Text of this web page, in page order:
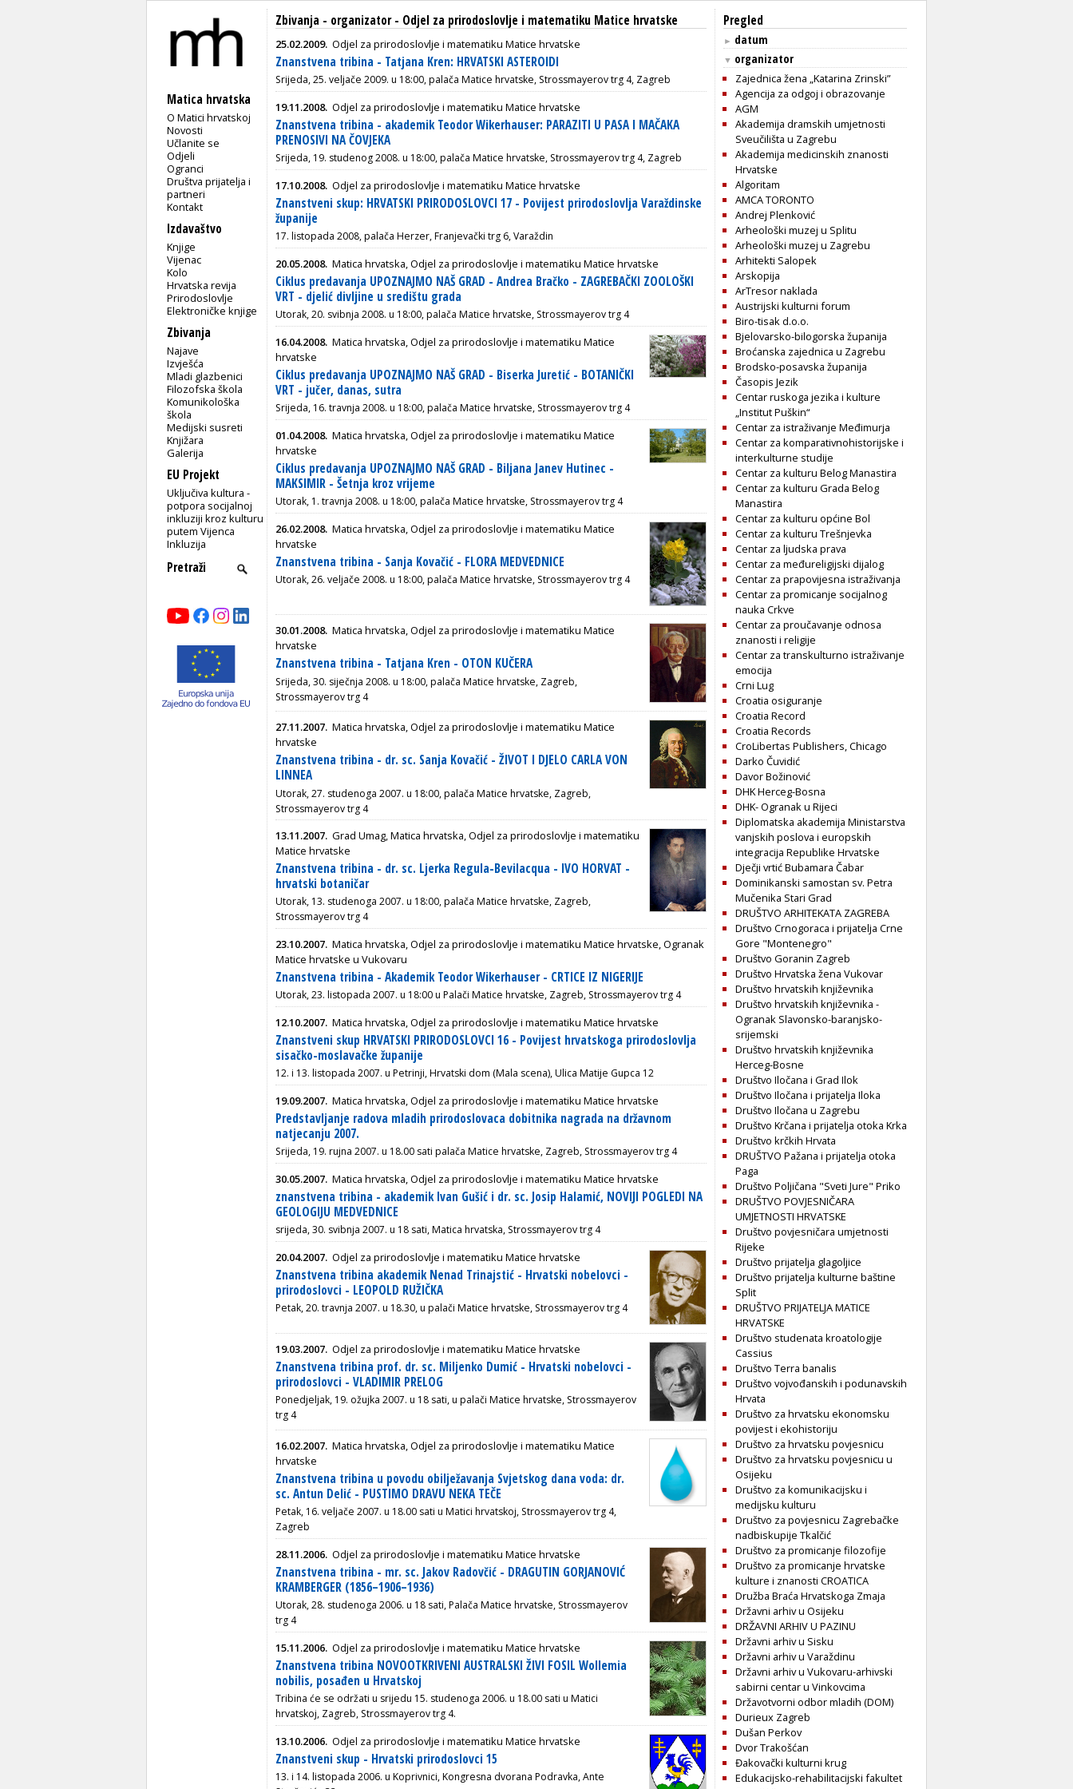
Matica hrvatska
O Matici hrvatskoj
Novosti
Učlanite se
Odjeli
Ogranci
Društva prijatelja i
partneri
Kontakt
Izdavaštvo
Knjige
Vijenac
Kolo
Hrvatska revija
Prirodoslovlje
Elektroničke knjige
Zbivanja
Najave
Izvješća
Mladi glazbenici
Filozofska škola
Komunikološka
škola
Medijski susreti
Knjižara
Galerija
EU Projekt
Uključiva kultura -
potpora socijalnoj
inkluziji kroz kulturu
putem Vijenca
Inkluzija
Zbivanja - organizator - Odjel za prirodoslovlje i matematiku Matice hrvatske
25.02.2009. Odjel za prirodoslovlje i matematiku Matice hrvatske
Znanstvena tribina - Tatjana Kren: HRVATSKI ASTEROIDI
Srijeda, 25. veljače 2009. u 18:00, palača Matice hrvatske, Strossmayerov trg 4, Zagreb
19.11.2008. Odjel za prirodoslovlje i matematiku Matice hrvatske
Znanstvena tribina - akademik Teodor Wikerhauser: PARAZITI U PASA I MAČAKA
PRENOSIVI NA ČOVJEKA
Srijeda, 19. studenog 2008. u 18:00, palača Matice hrvatske, Strossmayerov trg 4, Zagreb
17.10.2008. Odjel za prirodoslovlje i matematiku Matice hrvatske
Znanstveni skup: HRVATSKI PRIRODOSLOVCI 17 - Povijest prirodoslovlja Varaždinske
županije
17. listopada 2008, palača Herzer, Franjevački trg 6, Varaždin
20.05.2008. Matica hrvatska, Odjel za prirodoslovlje i matematiku Matice hrvatske
Ciklus predavanja UPOZNAJMO NAŠ GRAD - Andrea Bračko - ZAGREBAČKI ZOOLOŠKI
VRT - djelić divljine u središtu grada
Utorak, 20. svibnja 2008. u 18:00, palača Matice hrvatske, Strossmayerov trg 4
16.04.2008. Matica hrvatska, Odjel za prirodoslovlje i matematiku Matice
hrvatske
Ciklus predavanja UPOZNAJMO NAŠ GRAD - Biserka Juretić - BOTANIČKI
VRT - jučer, danas, sutra
Srijeda, 16. travnja 2008. u 18:00, palača Matice hrvatske, Strossmayerov trg 4
01.04.2008. Matica hrvatska, Odjel za prirodoslovlje i matematiku Matice
hrvatske
Ciklus predavanja UPOZNAJMO NAŠ GRAD - Biljana Janev Hutinec -
MAKSIMIR - Šetnja kroz vrijeme
Utorak, 1. travnja 2008. u 18:00, palača Matice hrvatske, Strossmayerov trg 4
26.02.2008. Matica hrvatska, Odjel za prirodoslovlje i matematiku Matice
hrvatske
Znanstvena tribina - Sanja Kovačić - FLORA MEDVEDNICE
Utorak, 26. veljače 2008. u 18:00, palača Matice hrvatske, Strossmayerov trg 4
30.01.2008. Matica hrvatska, Odjel za prirodoslovlje i matematiku Matice
hrvatske
Znanstvena tribina - Tatjana Kren - OTON KUČERA
Srijeda, 30. siječnja 2008. u 18:00, palača Matice hrvatske, Zagreb,
Strossmayerov trg 4
27.11.2007. Matica hrvatska, Odjel za prirodoslovlje i matematiku Matice
hrvatske
Znanstvena tribina - dr. sc. Sanja Kovačić - ŽIVOT I DJELO CARLA VON
LINNEA
Utorak, 27. studenoga 2007. u 18:00, palača Matice hrvatske, Zagreb,
Strossmayerov trg 4
13.11.2007. Grad Umag, Matica hrvatska, Odjel za prirodoslovlje i matematiku
Matice hrvatske
Znanstvena tribina - dr. sc. Ljerka Regula-Bevilacqua - IVO HORVAT -
hrvatski botaničar
Utorak, 13. studenoga 2007. u 18:00, palača Matice hrvatske, Zagreb,
Strossmayerov trg 4
23.10.2007. Matica hrvatska, Odjel za prirodoslovlje i matematiku Matice hrvatske, Ogranak
Matice hrvatske u Vukovaru
Znanstvena tribina - Akademik Teodor Wikerhauser - CRTICE IZ NIGERIJE
Utorak, 23. listopada 2007. u 18:00 u Palači Matice hrvatske, Zagreb, Strossmayerov trg 4
12.10.2007. Matica hrvatska, Odjel za prirodoslovlje i matematiku Matice hrvatske
Znanstveni skup HRVATSKI PRIRODOSLOVCI 16 - Povijest hrvatskoga prirodoslovlja
sisačko-moslavačke županije
12. i 13. listopada 2007. u Petrinji, Hrvatski dom (Mala scena), Ulica Matije Gupca 12
19.09.2007. Matica hrvatska, Odjel za prirodoslovlje i matematiku Matice hrvatske
Predstavljanje radova mladih prirodoslovaca dobitnika nagrada na državnom
natjecanju 2007.
Srijeda, 19. rujna 2007. u 18.00 sati palača Matice hrvatske, Zagreb, Strossmayerov trg 4
30.05.2007. Matica hrvatska, Odjel za prirodoslovlje i matematiku Matice hrvatske
znanstvena tribina - akademik Ivan Gušić i dr. sc. Josip Halamić, NOVIJI POGLEDI NA
GEOLOGIJU MEDVEDNICE
srijeda, 30. svibnja 2007. u 18 sati, Matica hrvatska, Strossmayerov trg 4
20.04.2007. Odjel za prirodoslovlje i matematiku Matice hrvatske
Znanstvena tribina akademik Nenad Trinajstić - Hrvatski nobelovci -
prirodoslovci - LEOPOLD RUŽIČKA
Petak, 20. travnja 2007. u 18.30, u palači Matice hrvatske, Strossmayerov trg 4
19.03.2007. Odjel za prirodoslovlje i matematiku Matice hrvatske
Znanstvena tribina prof. dr. sc. Miljenko Dumić - Hrvatski nobelovci -
prirodoslovci - VLADIMIR PRELOG
Ponedjeljak, 19. ožujka 2007. u 18 sati, u palači Matice hrvatske, Strossmayerov
trg 4
16.02.2007. Matica hrvatska, Odjel za prirodoslovlje i matematiku Matice
hrvatske
Znanstvena tribina u povodu obilježavanja Svjetskog dana voda: dr.
sc. Antun Delić - PUSTIMO DRAVU NEKA TEČE
Petak, 16. veljače 2007. u 18.00 sati u Matici hrvatskoj, Strossmayerov trg 4,
Zagreb
28.11.2006. Odjel za prirodoslovlje i matematiku Matice hrvatske
Znanstvena tribina - mr. sc. Jakov Radovčić - DRAGUTIN GORJANOVIĆ
KRAMBERGER (1856–1906–1936)
Utorak, 28. studenoga 2006. u 18 sati, Palača Matice hrvatske, Strossmayerov
trg 4
15.11.2006. Odjel za prirodoslovlje i matematiku Matice hrvatske
Znanstvena tribina NOVOOTKRIVENI AUSTRALSKI ŽIVI FOSIL Wollemia
nobilis, posađen u Hrvatskoj
Tribina će se održati u srijedu 15. studenoga 2006. u 18.00 sati u Matici
hrvatskoj, Zagreb, Strossmayerov trg 4.
13.10.2006. Odjel za prirodoslovlje i matematiku Matice hrvatske
Znanstveni skup - Hrvatski prirodoslovci 15
13. i 14. listopada 2006. u Koprivnici, Kongresna dvorana Podravka, Ante
Pregled
► datum
▼ organizator
Zajednica žena „Katarina Zrinski”
Agencija za odgoj i obrazovanje
AGM
Akademija dramskih umjetnosti
Sveučilišta u Zagrebu
Akademija medicinskih znanosti
Hrvatske
Algoritam
AMCA TORONTO
Andrej Plenković
Arheološki muzej u Splitu
Arheološki muzej u Zagrebu
Arhitekti Salopek
Arskopija
ArTresor naklada
Austrijski kulturni forum
Biro-tisak d.o.o.
Bjelovarsko-bilogorska županija
Broćanska zajednica u Zagrebu
Brodsko-posavska županija
Časopis Jezik
Centar ruskoga jezika i kulture
„Institut Puškin“
Centar za istraživanje Međimurja
Centar za komparativnohistorijske i
interkulturne studije
Centar za kulturu Belog Manastira
Centar za kulturu Grada Belog
Manastira
Centar za kulturu općine Bol
Centar za kulturu Trešnjevka
Centar za ljudska prava
Centar za međureligijski dijalog
Centar za prapovijesna istraživanja
Centar za promicanje socijalnog
nauka Crkve
Centar za proučavanje odnosa
znanosti i religije
Centar za transkulturno istraživanje
emocija
Crni Lug
Croatia osiguranje
Croatia Record
Croatia Records
CroLibertas Publishers, Chicago
Darko Čuvidić
Davor Božinović
DHK Herceg-Bosna
DHK- Ogranak u Rijeci
Diplomatska akademija Ministarstva
vanjskih poslova i europskih
integracija Republike Hrvatske
Dječji vrtić Bubamara Čabar
Dominikanski samostan sv. Petra
Mučenika Stari Grad
DRUŠTVO ARHITEKATA ZAGREBA
Društvo Crnogoraca i prijatelja Crne
Gore "Montenegro"
Društvo Goranin Zagreb
Društvo Hrvatska žena Vukovar
Društvo hrvatskih književnika
Društvo hrvatskih književnika -
Ogranak Slavonsko-baranjsko-
srijemski
Društvo hrvatskih književnika
Herceg-Bosne
Društvo Iločana i Grad Ilok
Društvo Iločana i prijatelja Iloka
Društvo Iločana u Zagrebu
Društvo Krčana i prijatelja otoka Krka
Društvo krčkih Hrvata
DRUŠTVO Pažana i prijatelja otoka
Paga
Društvo Poljičana "Sveti Jure" Priko
DRUŠTVO POVJESNIČARA
UMJETNOSTI HRVATSKE
Društvo povjesničara umjetnosti
Rijeke
Društvo prijatelja glagoljice
Društvo prijatelja kulturne baštine
Split
DRUŠTVO PRIJATELJA MATICE
HRVATSKE
Društvo studenata kroatologije
Cassius
Društvo Terra banalis
Društvo vojvođanskih i podunavskih
Hrvata
Društvo za hrvatsku ekonomsku
povijest i ekohistoriju
Društvo za hrvatsku povjesnicu
Društvo za hrvatsku povjesnicu u
Osijeku
Društvo za komunikacijsku i
medijsku kulturu
Društvo za povjesnicu Zagrebačke
nadbiskupije Tkalčić
Društvo za promicanje filozofije
Društvo za promicanje hrvatske
kulture i znanosti CROATICA
Družba Braća Hrvatskoga Zmaja
Državni arhiv u Osijeku
DRŽAVNI ARHIV U PAZINU
Državni arhiv u Sisku
Državni arhiv u Varaždinu
Državni arhiv u Vukovaru-arhivski
sabirni centar u Vinkovcima
Državotvorni odbor mladih (DOM)
Durieux Zagreb
Dušan Perkov
Dvor Trakošćan
Đakovački kulturni krug
Edukacijsko-rehabilitacijski fakultet